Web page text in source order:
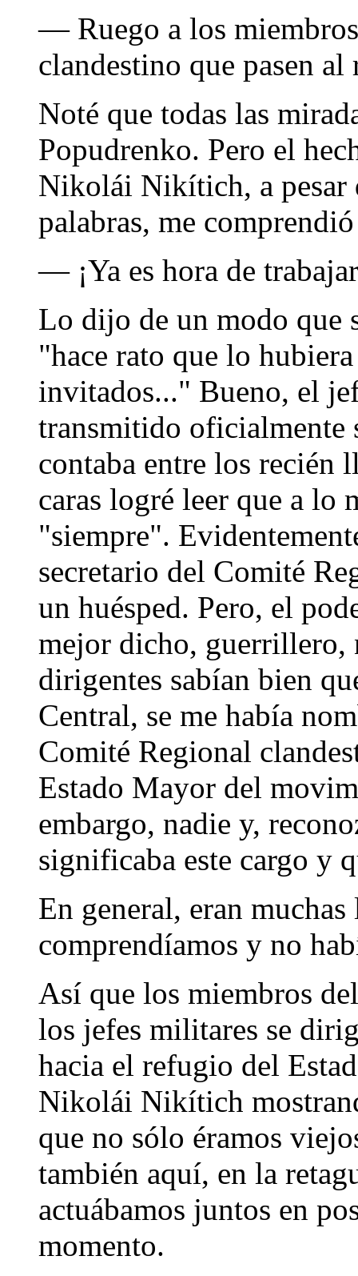
— Ruego a los
clandestino que pasen
Noté que todas las
Popudrenko. Pero el
Nikolái Nikítich, a pesar
palabras, me
— ¡Ya es hora de
Lo dijo de un modo que
"hace rato que lo
invitados..." Bueno, el
transmitido oficialmente
contaba entre los recién
caras logré leer que a lo
"siempre".
secretario del Comité
un huésped. Pero, el
mejor dicho, guerrillero,
dirigentes sabían bien
Central, se me había
Comité Regional
Estado Mayor del
embargo, nadie y,
significaba este cargo y
En general, eran
comprendíamos y no
Así que los miembros
los jefes militares se
hacia el refugio del
Nikolái Nikítich
que no sólo éramos
también aquí, en la
actuábamos juntos en
momento.